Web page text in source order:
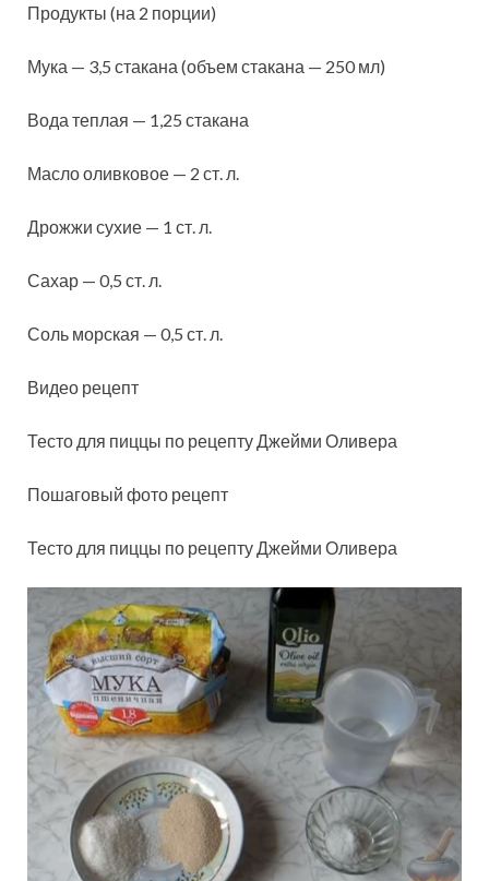
Продукты (на 2 порции)
Мука — 3,5 стакана (объем стакана — 250 мл)
Вода теплая — 1,25 стакана
Масло оливковое — 2 ст. л.
Дрожжи сухие — 1 ст. л.
Сахар — 0,5 ст. л.
Соль морская — 0,5 ст. л.
Видео рецепт
Тесто для пиццы по рецепту Джейми Оливера
Пошаговый фото рецепт
Тесто для пиццы по рецепту Джейми Оливера